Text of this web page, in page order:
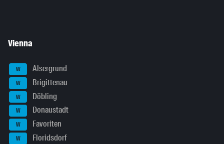
Vienna
W Alsergrund
W Brigittenau
W Döbling
W Donaustadt
W Favoriten
W Floridsdorf